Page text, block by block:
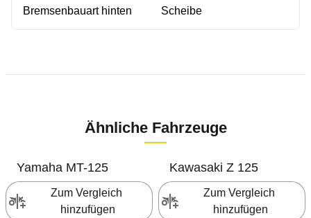
Bremsenbauart hinten Scheibe
Ähnliche Fahrzeuge
Yamaha MT-125
Zum Vergleich
hinzufügen
Kawasaki Z 125
Zum Vergleich
hinzufügen